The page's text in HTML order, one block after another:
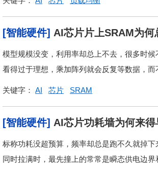
[智能硬件] AI芯片片上SRAM为
模型规模没变，利用率却总上不去，很多时
看得过于理想，乘加阵列就会反复等数据，而
关键字： AI 芯片 SRAM
[智能硬件] AI芯片功耗墙为何来
标称功耗没超预算，频率却总是跑不久就掉
同时拉满时，最先撞上的常常是瞬态供电边